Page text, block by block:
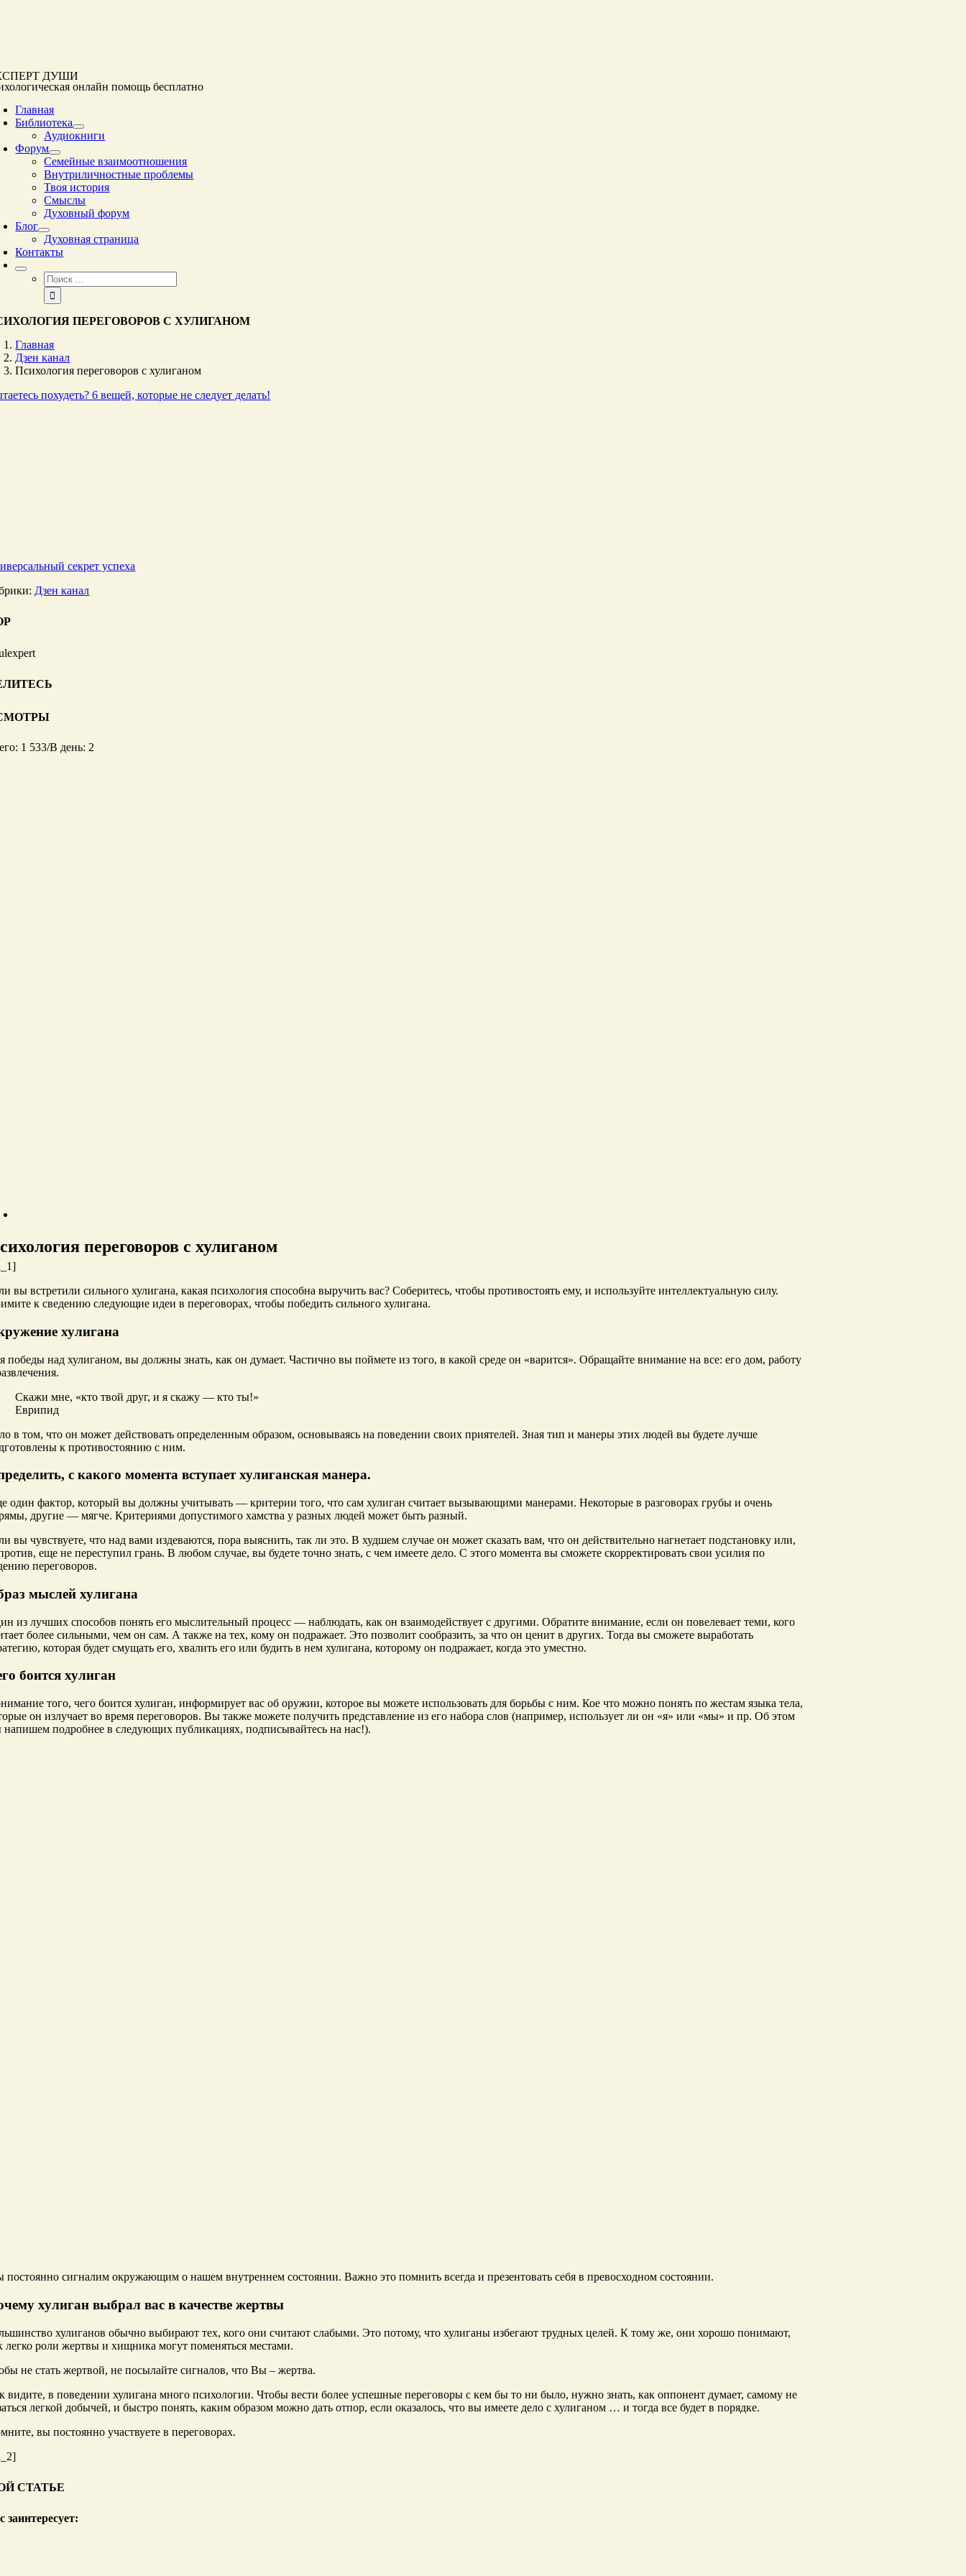
ДУШИ
онлайн помощь бесплатно
Главная
Библиотека
Аудиокниги
Форум
Семейные взаимоотношения
Внутриличностные проблемы
Твоя история
Смыслы
Духовный форум
Блог
Духовная страница
Контакты
Результат
поиска:
ПЕРЕГОВОРОВ С ХУЛИГАНОМ
Главная
Дзен канал
Психология переговоров с хулиганом
похудеть? 6 вещей, которые не следует делать!
секрет успеха
Дзен канал
1 533/В день: 2
переговоров с хулиганом
вы встретили сильного хулигана, какая психология способна выручить вас? Соберитесь, чтобы противостоять ему, и используйте интеллектуальную силу.
к сведению следующие идеи в переговорах, чтобы победить сильного хулигана.
хулигана
победы над хулиганом, вы должны знать, как он думает. Частично вы поймете из того, в какой среде он «варится». Обращайте внимание на все: его дом, работу
Скажи мне, «кто твой друг, и я скажу — кто ты!»
Еврипид
в том, что он может действовать определенным образом, основываясь на поведении своих приятелей. Зная тип и манеры этих людей вы будете лучше
к противостоянию с ним.
с какого момента вступает хулиганская манера.
один фактор, который вы должны учитывать — критерии того, что сам хулиган считает вызывающими манерами. Некоторые в разговорах грубы и очень
другие — мягче. Критериями допустимого хамства у разных людей может быть разный.
вы чувствуете, что над вами издеваются, пора выяснить, так ли это. В худшем случае он может сказать вам, что он действительно нагнетает подстановку или,
еще не переступил грань. В любом случае, вы будете точно знать, с чем имеете дело. С этого момента вы сможете скорректировать свои усилия по
переговоров.
мыслей хулигана
из лучших способов понять его мыслительный процесс — наблюдать, как он взаимодействует с другими. Обратите внимание, если он повелевает теми, кого
более сильными, чем он сам. А также на тех, кому он подражает. Это позволит сообразить, за что он ценит в других. Тогда вы сможете выработать
которая будет смущать его, хвалить его или будить в нем хулигана, которому он подражает, когда это уместно.
боится хулиган
того, чего боится хулиган, информирует вас об оружии, которое вы можете использовать для борьбы с ним. Кое что можно понять по жестам языка тела,
он излучает во время переговоров. Вы также можете получить представление из его набора слов (например, использует ли он «я» или «мы» и пр. Об этом
подробнее в следующих публикациях, подписывайтесь на нас!).
сигналим окружающим о нашем внутреннем состоянии. Важно это помнить всегда и презентовать себя в превосходном состоянии.
хулиган выбрал вас в качестве жертвы
хулиганов обычно выбирают тех, кого они считают слабыми. Это потому, что хулиганы избегают трудных целей. К тому же, они хорошо понимают,
легко роли жертвы и хищника могут поменяться местами.
не стать жертвой, не посылайте сигналов, что Вы – жертва.
видите, в поведении хулигана много психологии. Чтобы вести более успешные переговоры с кем бы то ни было, нужно знать, как оппонент думает, самому не
легкой добычей, и быстро понять, каким образом можно дать отпор, если оказалось, что вы имеете дело с хулиганом … и тогда все будет в порядке.
вы постоянно участвуете в переговорах.
СТАТЬЕ
заинтересует: